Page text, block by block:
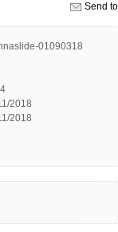
Send
01090318
2018
2018